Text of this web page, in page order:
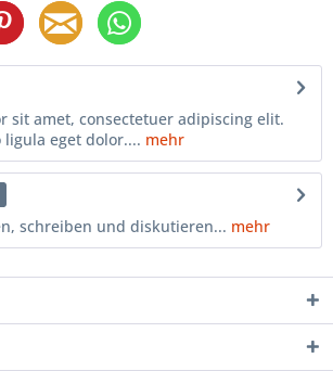
sit amet, consectetuer adipiscing elit.
ligula eget dolor.... mehr
schreiben und diskutieren... mehr